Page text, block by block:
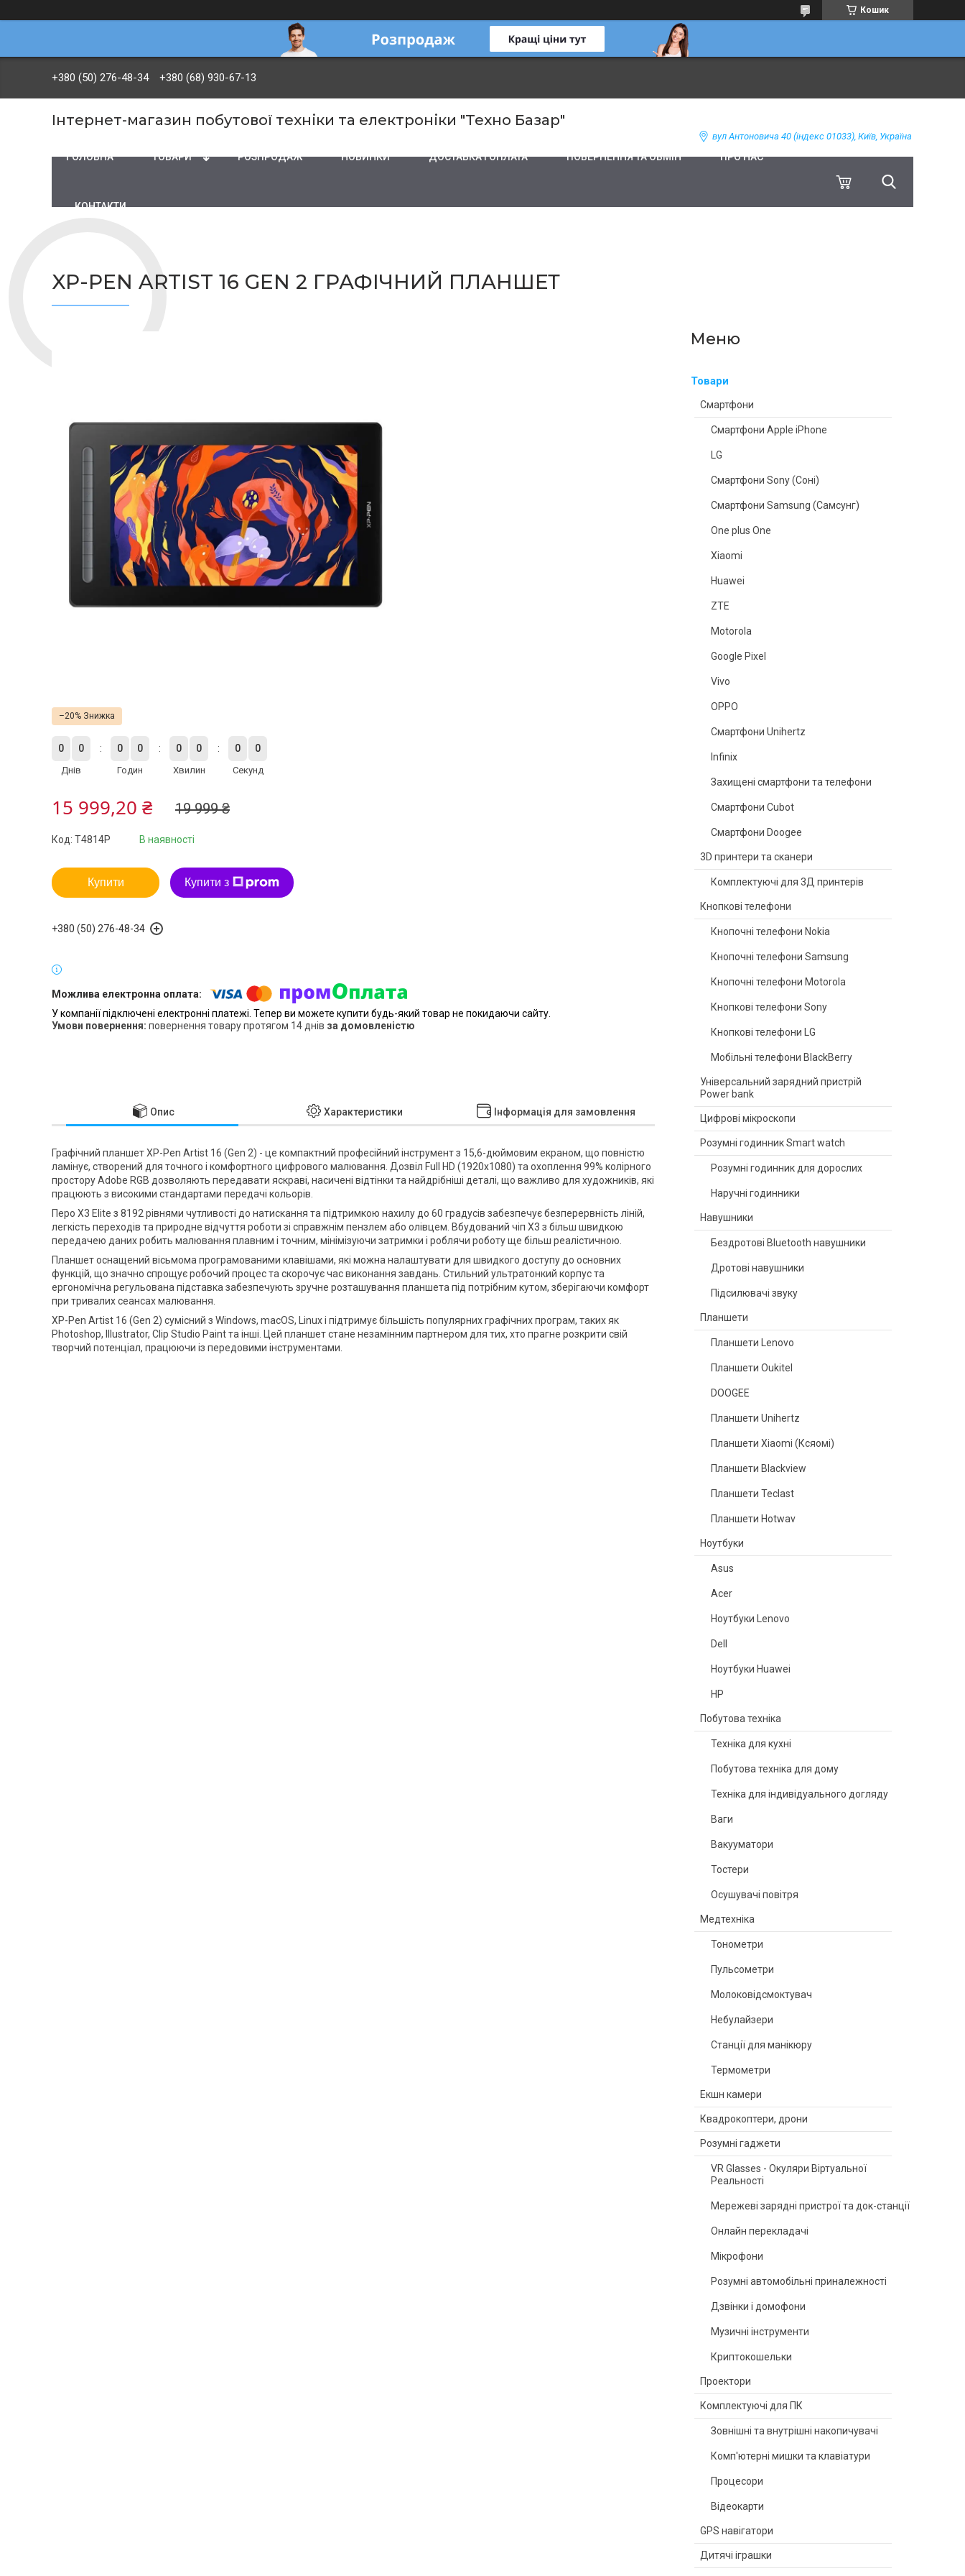
Кошик
+380 (50) 276-48-34 +380 (68) 930-67-13
Інтернет-магазин побутової техніки та електроніки "Техно Базар"
вул Антоновича 40 (індекс 01033), Київ, Україна
ГОЛОВНА ТОВАРИ PОЗПРОДАЖ НОВИНКИ ДОСТАВКА І ОПЛАТА ПОВЕРНЕННЯ ТА ОБМІН ПРО НАС
КОНТАКТИ
XP-PEN ARTIST 16 GEN 2 ГРАФІЧНИЙ ПЛАНШЕТ
Товари
Смартфони
Смартфони Apple iPhone
LG
Смартфони Sony (Соні)
Смартфони Samsung (Самсунг)
One plus One
Xiaomi
Huawei
ZTE
Motorola
Google Pixel
Vivo
OPPO
Смартфони Unihertz
Infinix
Захищені смартфони та телефони
Смартфони Cubot
Смартфони Doogee
3D принтери та сканери
Комплектуючі для 3Д принтерів
Кнопкові телефони
Кнопочні телефони Nokia
Кнопочні телефони Samsung
Кнопочні телефони Motorola
Кнопкові телефони Sony
Кнопкові телефони LG
Мобільні телефони BlackBerry
Універсальний зарядний пристрій
Power bank
Цифрові мікроскопи
Розумні годинник Smart watch
Розумні годинник для дорослих
Наручні годинники
Навушники
Бездротові Bluetooth навушники
Дротові навушники
Підсилювачі звуку
Планшети
Планшети Lenovo
Планшети Oukitel
DOOGEE
Планшети Unihertz
Планшети Xiaomi (Ксяомі)
Планшети Blackview
Планшети Teclast
Планшети Hotwav
Ноутбуки
Asus
Acer
Ноутбуки Lenovo
Dell
Ноутбуки Huawei
HP
Побутова техніка
Техніка для кухні
Побутова техніка для дому
Техніка для індивідуального догляду
Ваги
Вакууматори
Тостери
Осушувачі повітря
Медтехніка
Тонометри
Пульсометри
Молоковідсмоктувач
Небулайзери
Станції для манікюру
Термометри
Екшн камери
Квадрокоптери, дрони
Розумні гаджети
VR Glasses - Окуляри Віртуальної
Реальності
Мережеві зарядні пристрої та док-станції
Онлайн перекладачі
Мікрофони
Розумні автомобільні приналежності
Дзвінки і домофони
Музичні інструменти
Криптокошельки
Проектори
Комплектуючі для ПК
Зовнішні та внутрішні накопичувачі
Комп'ютерні мишки та клавіатури
Процесори
Відеокарти
GPS навігатори
Дитячі іграшки
–20%
0 0
Днів
0 0
Годин
0 0
Хвилин
0 0
Секунд
19 999 ₴
15 999,20 ₴
В наявності
Код: T4814P
Купити Купити з
+380 (50) 276-48-34
У компанії підключені електронні платежі. Тепер ви можете купити будь-який товар не покидаючи сайту.
повернення товару протягом 14 днів за домовленістю
Опис Характеристики Інформація для замовлення
Графічний планшет XP-Pen Artist 16 (Gen 2) - це компактний професійний інструмент з 15,6-дюймовим екраном, що повністю
ламінує, створений для точного і комфортного цифрового малювання. Дозвіл Full HD (1920x1080) та охоплення 99% колірного
простору Adobe RGB дозволяють передавати яскраві, насичені відтінки та найдрібніші деталі, що важливо для художників, які
працюють з високими стандартами передачі кольорів.
Перо X3 Elite з 8192 рівнями чутливості до натискання та підтримкою нахилу до 60 градусів забезпечує безперервність ліній,
легкість переходів та природне відчуття роботи зі справжнім пензлем або олівцем. Вбудований чіп X3 з більш швидкою
передачею даних робить малювання плавним і точним, мінімізуючи затримки і роблячи роботу ще більш реалістичною.
Планшет оснащений вісьмома програмованими клавішами, які можна налаштувати для швидкого доступу до основних
функцій, що значно спрощує робочий процес та скорочує час виконання завдань. Стильний ультратонкий корпус та
ергономічна регульована підставка забезпечують зручне розташування планшета під потрібним кутом, зберігаючи комфорт
при тривалих сеансах малювання.
XP-Pen Artist 16 (Gen 2) сумісний з Windows, macOS, Linux і підтримує більшість популярних графічних програм, таких як
Photoshop, Illustrator, Clip Studio Paint та інші. Цей планшет стане незамінним партнером для тих, хто прагне розкрити свій
творчий потенціал, працюючи із передовими інструментами.